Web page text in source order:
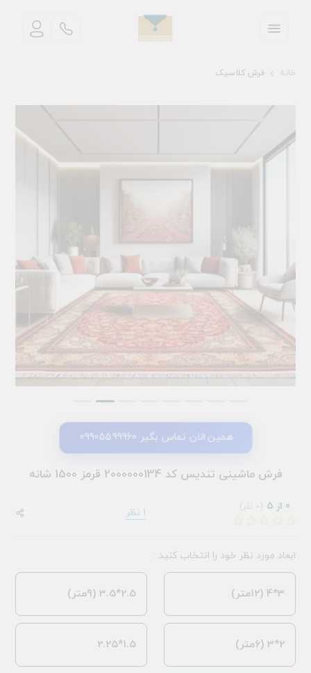
خانه فرش کلاسیک
همین الان تماس بگیر 09905599960
فرش ماشینی تندیس کد 2000000134 قرمز 1500 شانه
0 از 5 1 نظر
ابعاد مورد نظر خود را انتخاب کنید :
3*4 (12متر) 2.5*3.5 (9متر)
2*3 (6متر) 1.5*2.25